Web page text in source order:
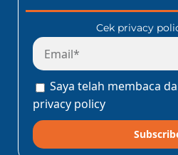
Cek privacy
Saya telah membaca
privacy policy